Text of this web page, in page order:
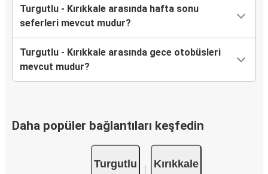
Turgutlu - Kırıkkale arasında hafta sonu
seferleri mevcut mudur?
Turgutlu - Kırıkkale arasında gece otobüsleri
mevcut mudur?
Daha popüler bağlantıları keşfedin
Turgutlu Kırıkkale